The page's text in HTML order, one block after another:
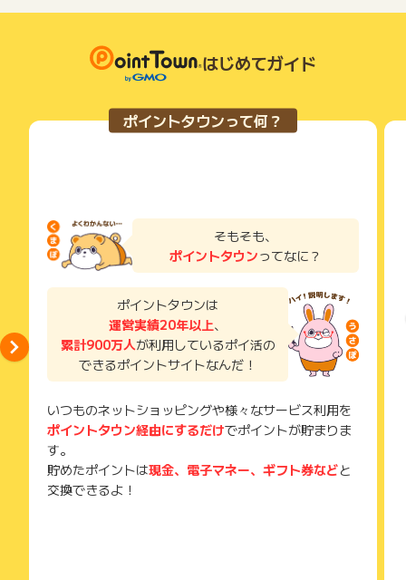
各サービス・お買い物に掲載されている獲得条件を必ずよくお
お申し込みやお買い物後、利用したサイトから送られる購入完
了などのメールは、ポイント獲得するまで必ず保管してくださ
獲得待ち・獲得失敗の状態でお問い合わせされる際に、該当の
メールを送っていただく場合がございます。
り、急遽終了となる場合がございます。
得できませんので、ご注意くださいませ。
はじめてガイド
ポイントタウンって何？
そもそも、
ポイントタウンってなに？
ポイントタウンは
運営実績20年以上、
累計900万人が利用しているポイ活の
できるポイントサイトなんだ！
いつものネットショッピングや様々なサービス利用を
ポイントタウン経由にするだけでポイントが貯まりま
す。
貯めたポイントは現金、電子マネー、ギフト券などと
交換できるよ！